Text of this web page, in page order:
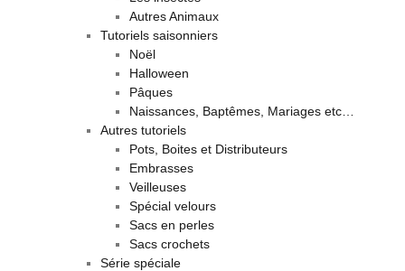
Autres Animaux
Tutoriels saisonniers
Noël
Halloween
Pâques
Naissances, Baptêmes, Mariages etc…
Autres tutoriels
Pots, Boites et Distributeurs
Embrasses
Veilleuses
Spécial velours
Sacs en perles
Sacs crochets
Série spéciale